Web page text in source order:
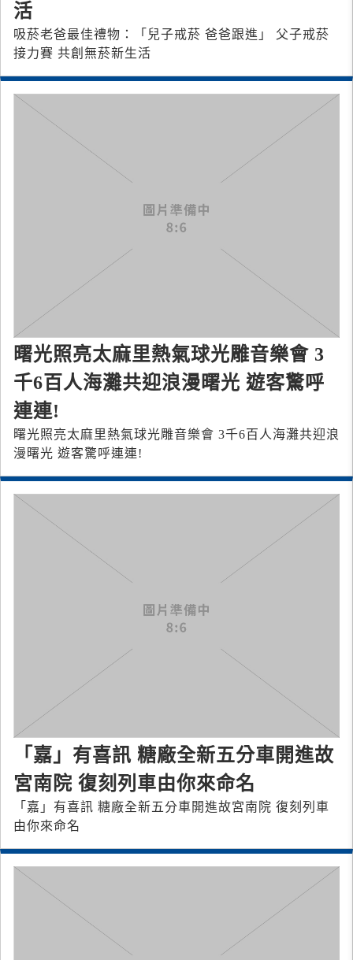
活
吸菸老爸最佳禮物：「兒子戒菸 爸爸跟進」 父子戒菸
接力賽 共創無菸新生活
曙光照亮太麻里熱氣球光雕音樂會 3
千6百人海灘共迎浪漫曙光 遊客驚呼
連連!
曙光照亮太麻里熱氣球光雕音樂會 3千6百人海灘共迎浪
漫曙光 遊客驚呼連連!
「嘉」有喜訊 糖廠全新五分車開進故
宮南院 復刻列車由你來命名
「嘉」有喜訊 糖廠全新五分車開進故宮南院 復刻列車
由你來命名